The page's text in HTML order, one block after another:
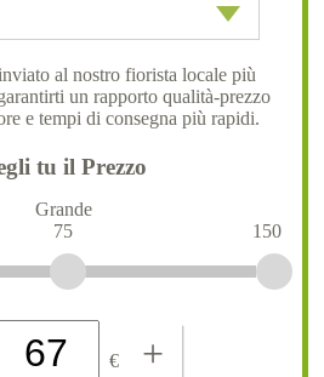
al nostro fiorista locale più
un rapporto qualità-prezzo
e tempi di consegna più rapidi.
tu il Prezzo
Grande
75
150
€ +